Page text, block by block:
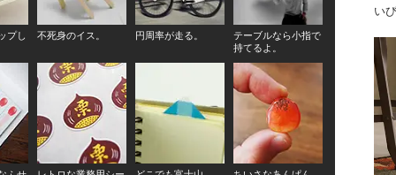
プし 不死身のイス。 円周率が走る。
テーブルなら小指で
持てるよ。
い